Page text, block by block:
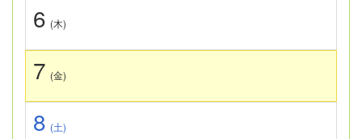
6 (木)
7 (金)
8 (土)